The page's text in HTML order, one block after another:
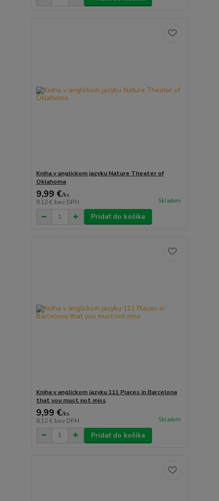
Kniha v anglickom jazyku Nature Theater of
Oklahoma
9,99 €/ks
8,12 € bez DPH Skladom
Pridať do košíka
Kniha v anglickom jazyku 111 Places in Barcelona
that you must not miss
9,99 €/ks
8,12 € bez DPH Skladom
Pridať do košíka